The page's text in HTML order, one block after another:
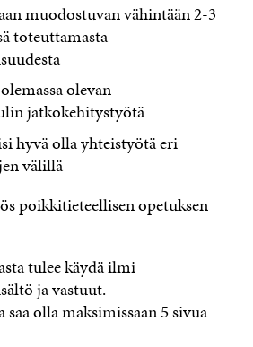
muodostuvan vähintään 2-3
toteuttamasta
olevan
jatkokehitystyötä
hyvä olla yhteistyötä eri
välillä
poikkitieteellisen opetuksen
tulee käydä ilmi
ja vastuut.
olla maksimissaan 5 sivua